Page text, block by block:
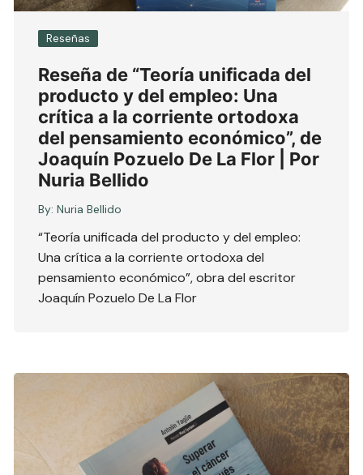
Reseñas
Reseña de “Teoría unificada del
producto y del empleo: Una
crítica a la corriente ortodoxa
del pensamiento económico”, de
Joaquín Pozuelo De La Flor | Por
Nuria Bellido
By: Nuria Bellido
“Teoría unificada del producto y del empleo:
Una crítica a la corriente ortodoxa del
pensamiento económico”, obra del escritor
Joaquín Pozuelo De La Flor